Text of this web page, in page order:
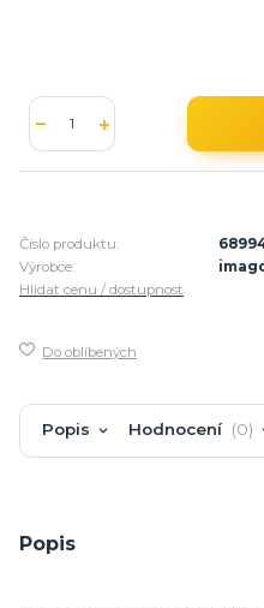
Číslo produktu:
Výrobce:
Hlídat cenu / dostupnost
Do oblíbených
Popis Hodnocení 0
Popis